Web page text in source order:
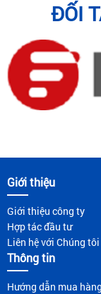
ĐỐI
Giới thiệu
Giới thiệu công ty
Hợp tác đầu tư
Liên hệ với Chúng tôi
Thông tin
Hướng dẫn mua hàng